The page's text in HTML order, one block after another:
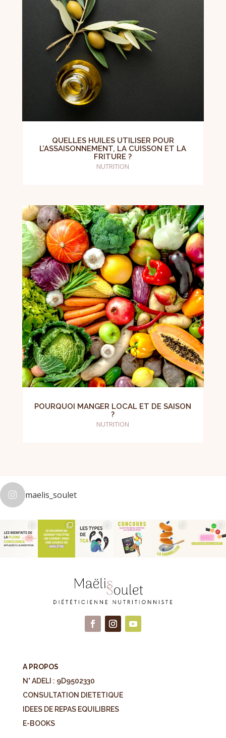
QUELLES HUILES UTILISER POUR
L’ASSAISONNEMENT, LA CUISSON ET LA
FRITURE ?
NUTRITION
POURQUOI MANGER LOCAL ET DE SAISON
?
NUTRITION
maelis_soulet
A PROPOS
N° ADELI : 9D9502330
CONSULTATION DIETETIQUE
IDEES DE REPAS EQUILIBRES
E-BOOKS